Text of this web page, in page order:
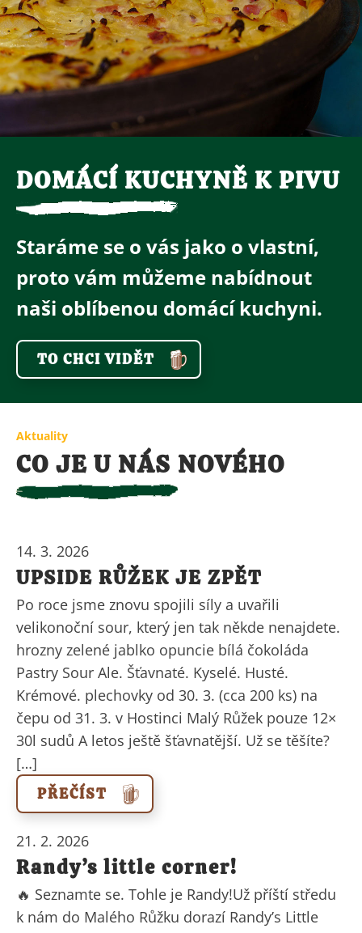
DOMÁCÍ KUCHYNĚ K PIVU
Staráme se o vás jako o vlastní,
proto vám můžeme nabídnout
naši oblíbenou domácí kuchyni.
TO CHCI VIDĚT
Aktuality
CO JE U NÁS NOVÉHO
14. 3. 2026
UPSIDE RŮŽEK JE ZPĚT
Po roce jsme znovu spojili síly a uvařili
velikonoční sour, který jen tak někde nenajdete.
hrozny zelené jablko opuncie bílá čokoláda
Pastry Sour Ale. Šťavnaté. Kyselé. Husté.
Krémové. plechovky od 30. 3. (cca 200 ks) na
čepu od 31. 3. v Hostinci Malý Růžek pouze 12×
30l sudů A letos ještě šťavnatější. Už se těšíte?
[…]
PŘEČÍST
21. 2. 2026
Randy’s little corner!
🔥 Seznamte se. Tohle je Randy!Už příští středu
k nám do Malého Růžku dorazí Randy’s Little